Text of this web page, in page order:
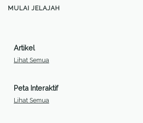
MULAI JELAJAH
Artikel
Lihat Semua
Peta Interaktif
Lihat Semua